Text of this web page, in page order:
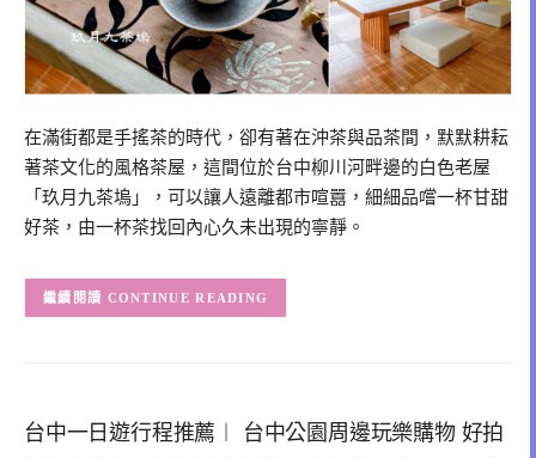
在滿街都是手搖茶的時代，卻有著在沖茶與品茶間，默默耕耘
著茶文化的風格茶屋，這間位於台中柳川河畔邊的白色老屋
「玖月九茶塢」，可以讓人遠離都市喧囂，細細品嚐一杯甘甜
好茶，由一杯茶找回內心久未出現的寧靜。
CONTINUE READING
台中一日遊行程推薦︱ 台中公園周邊玩樂購物 好拍